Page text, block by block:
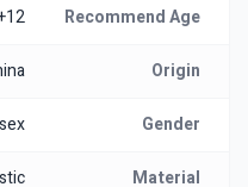
Recommend Age
12+y
Origin
Gender
Material